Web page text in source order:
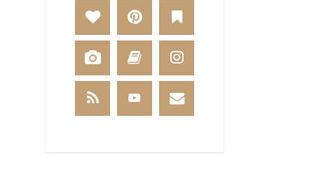
BAKKEN
BEESTENBOEL
BOEKEN
BREIEN
BRUSHO